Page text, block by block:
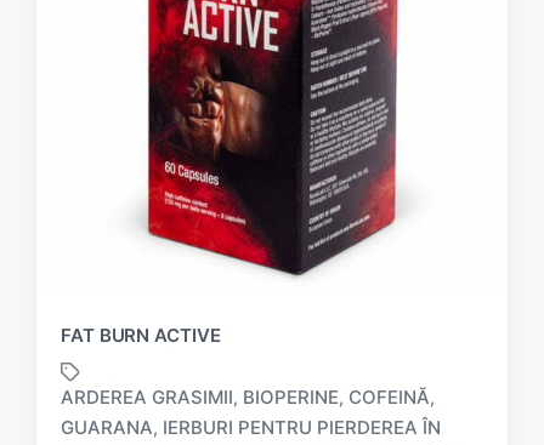
FAT BURN ACTIVE
ARDEREA GRASIMII, BIOPERINE, COFEINĂ,
GUARANA, IERBURI PENTRU PIERDEREA ÎN